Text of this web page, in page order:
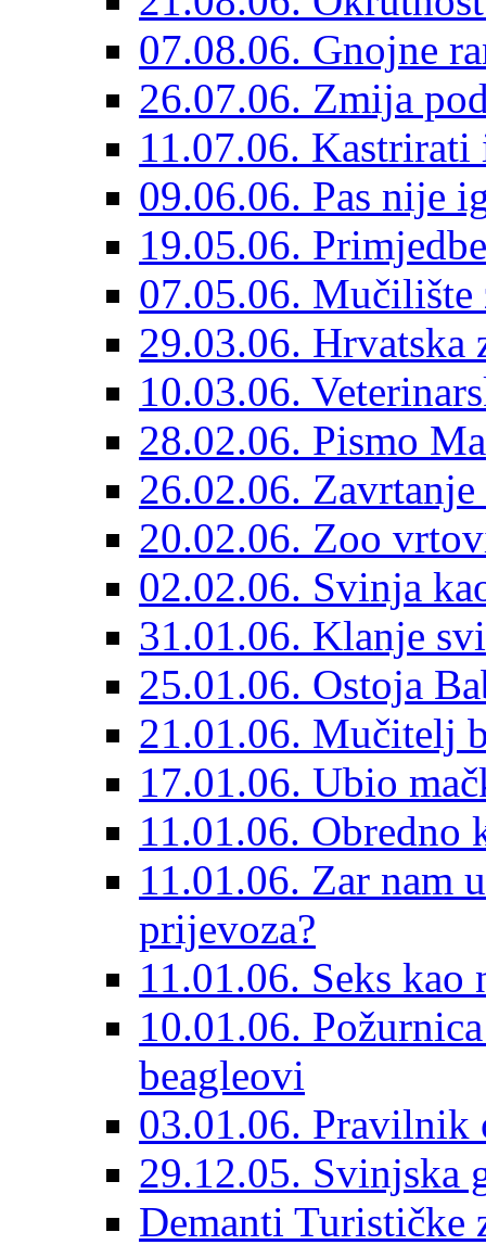
07.08.06. Gnojne
26.07.06. Zmija
11.07.06.
09.06.06. Pas nije
19.05.06.
07.05.06.
29.03.06. Hrvatska
10.03.06.
28.02.06. Pismo
26.02.06.
20.02.06. Zoo
02.02.06. Svinja
31.01.06. Klanje
25.01.06. Ostoja
21.01.06. Mučitelj
17.01.06. Ubio
11.01.06. Obredno
11.01.06. Zar nam
prijevoza?
11.01.06. Seks kao
10.01.06.
beagleovi
03.01.06. Pravilnik
29.12.05. Svinjska
Demanti Turističke